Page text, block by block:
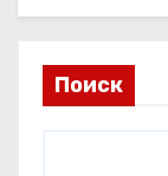
Поиск